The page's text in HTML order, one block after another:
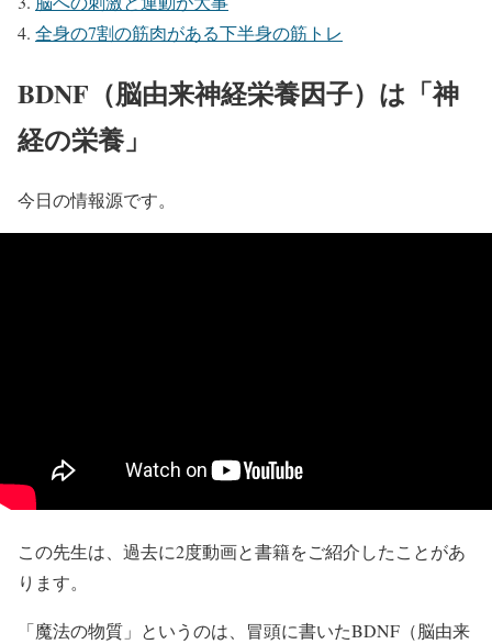
全身の7割の筋肉がある下半身の筋トレ
BDNF（脳由来神経栄養因子）は「神
経の栄養」
今日の情報源です。
この先生は、過去に2度動画と書籍をご紹介したことがあ
ります。
「魔法の物質」というのは、冒頭に書いたBDNF（脳由来